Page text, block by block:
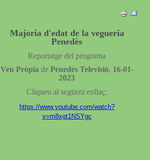
Majoria d'edat de la vegueria
Penedès
Reportatge del programa
Veu Pròpia de Penedès Televisió, 16-01-
2023
Cliqueu al següent enllaç:
https://www.youtube.com/watch?
v=m8xgt1NSYgc